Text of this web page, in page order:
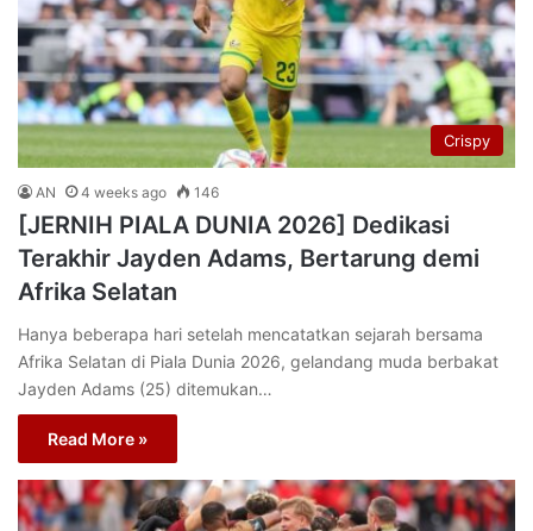
Crispy
AN 4 weeks ago 146
[JERNIH PIALA DUNIA 2026] Dedikasi
Terakhir Jayden Adams, Bertarung demi
Afrika Selatan
Hanya beberapa hari setelah mencatatkan sejarah bersama
Afrika Selatan di Piala Dunia 2026, gelandang muda berbakat
Jayden Adams (25) ditemukan…
Read More »